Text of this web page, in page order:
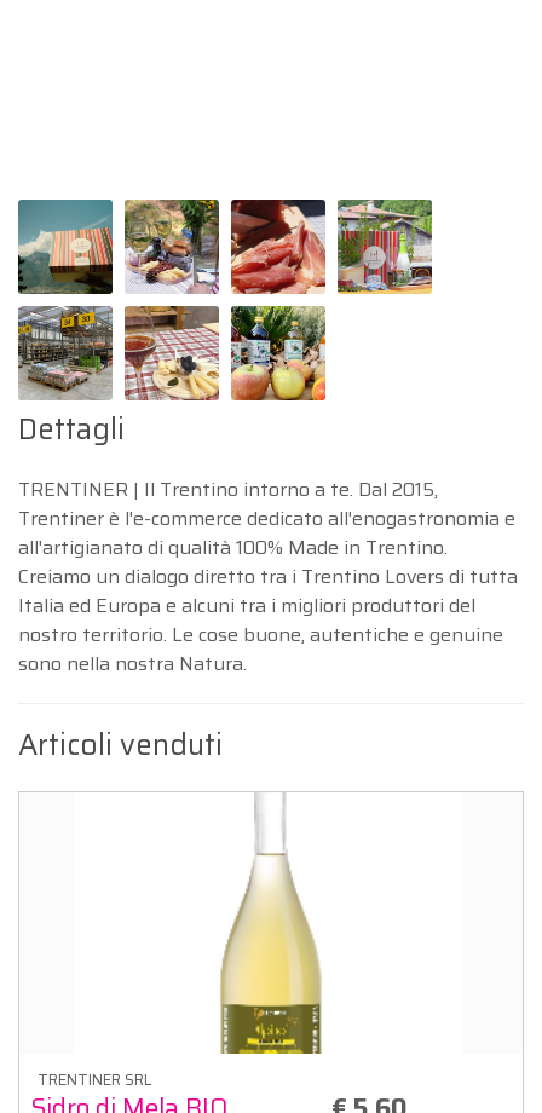
Dettagli
TRENTINER | Il Trentino intorno a te. Dal 2015,
Trentiner è l'e-commerce dedicato all'enogastronomia e
all'artigianato di qualità 100% Made in Trentino.
Creiamo un dialogo diretto tra i Trentino Lovers di tutta
Italia ed Europa e alcuni tra i migliori produttori del
nostro territorio. Le cose buone, autentiche e genuine
sono nella nostra Natura.
Articoli venduti
TRENTINER SRL